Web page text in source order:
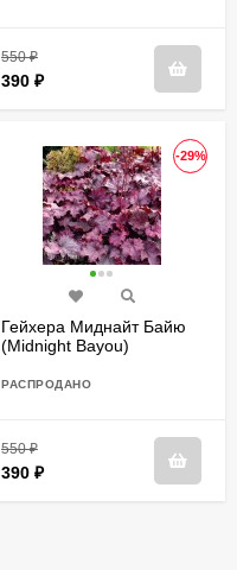
550₽
390 ₽
-29%
Гейхера Миднайт Байю
(Midnight Bayou)
РАСПРОДАНО
550₽
390 ₽